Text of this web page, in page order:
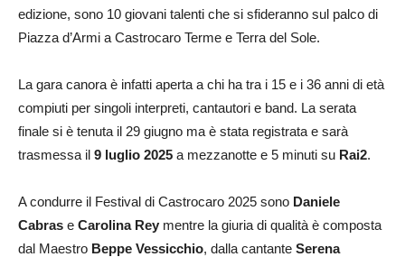
edizione, sono 10 giovani talenti che si sfideranno sul palco di
Piazza d’Armi a Castrocaro Terme e Terra del Sole.
La gara canora è infatti aperta a chi ha tra i 15 e i 36 anni di età
compiuti per singoli interpreti, cantautori e band. La serata
finale si è tenuta il 29 giugno ma è stata registrata e sarà
trasmessa il 9 luglio 2025 a mezzanotte e 5 minuti su Rai2.
A condurre il Festival di Castrocaro 2025 sono Daniele
Cabras e Carolina Rey mentre la giuria di qualità è composta
dal Maestro Beppe Vessicchio, dalla cantante Serena